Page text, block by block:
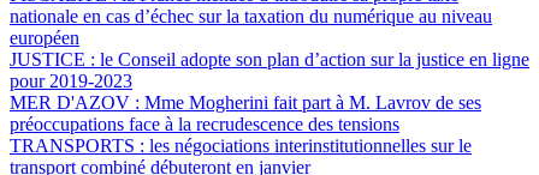
nationale en cas d’échec sur la taxation du numérique au niveau
européen
JUSTICE : le Conseil adopte son plan d’action sur la justice en ligne
pour 2019-2023
MER D'AZOV : Mme Mogherini fait part à M. Lavrov de ses
préoccupations face à la recrudescence des tensions
TRANSPORTS : les négociations interinstitutionnelles sur le
transport combiné débuteront en janvier